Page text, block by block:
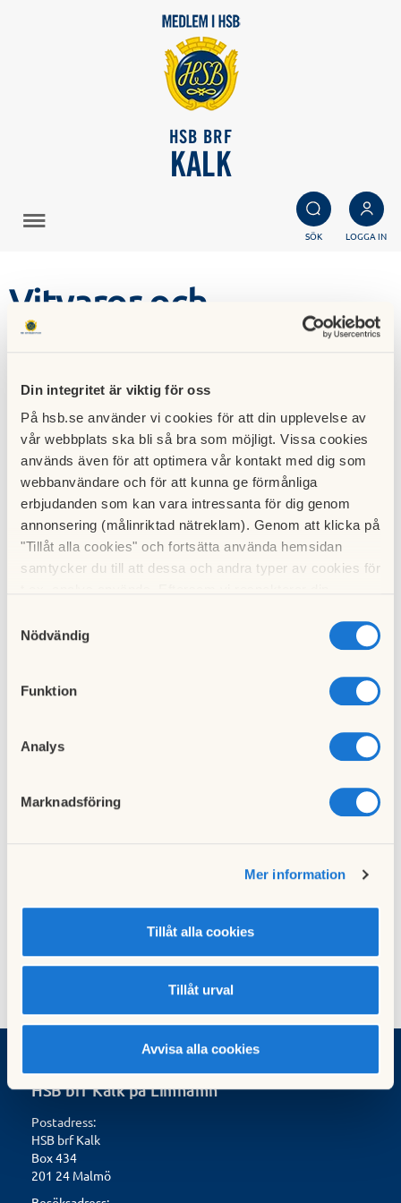
Din integritet är viktig för oss
På hsb.se använder vi cookies för att din upplevelse av
vår webbplats ska bli så bra som möjligt. Vissa cookies
används även för att optimera vår kontakt med dig som
webbanvändare och för att kunna ge förmånliga
erbjudanden som kan vara intressanta för dig genom
annonsering (målinriktad nätreklam). Genom att klicka på
"Tillåt alla cookies" och fortsätta använda hemsidan
samtycker du till att dessa och andra typer av cookies för
cookies och välja att endast tillåta ett urval.
Nödvändig
Funktion
Analys
Marknadsföring
Mer information
Tillåt alla cookies
Tillåt urval
Avvisa alla cookies
HSB BRF
KALK
SÖK LOGGA IN
Vitvaror och
tvättutrustning
Instruktionsböcker till vitvaror och tvättutrustning har
lämnats i bostaden.
Är det något problem med din kyl, frys, tvättmaskin,
torktumlare, diskmaskin, micro eller spishäll? Se först om du
kan lösa problemet själv, på
Electrolux hemsida kan du få
. Om du inte kan lösa problemet själv, ska du göra
enfelanmälan
med dem innan hembesök.
Garantibevis för vitvaror
75-85
Electrolux eftermarknad 2024.pdf Hämta
HSB brf Kalk på Limhamn
Postadress:
HSB brf Kalk
Box 434
201 24 Malmö